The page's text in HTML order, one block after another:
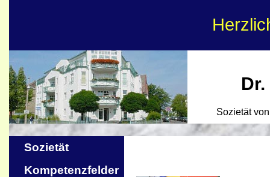
Sozietät
Sozietät
Kompetenzfelder